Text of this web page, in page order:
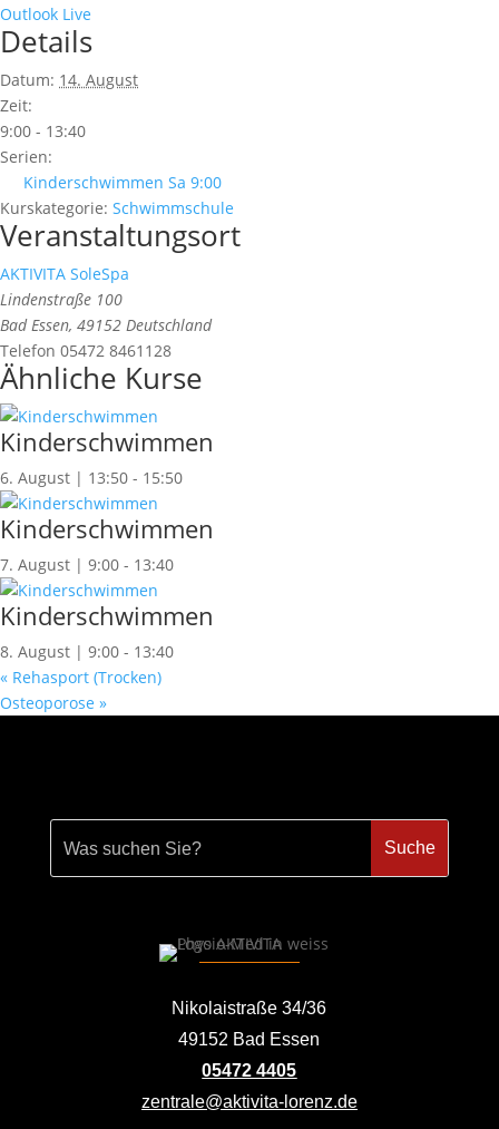
Outlook Live
Details
Datum: 14. August
Zeit:
9:00 - 13:40
Serien:
Kinderschwimmen Sa 9:00
Kurskategorie: Schwimmschule
Veranstaltungsort
AKTIVITA SoleSpa
Lindenstraße 100
Bad Essen, 49152 Deutschland
Telefon 05472 8461128
Ähnliche Kurse
Kinderschwimmen
6. August | 13:50 - 15:50
Kinderschwimmen
7. August | 9:00 - 13:40
Kinderschwimmen
8. August | 9:00 - 13:40
« Rehasport (Trocken)
Osteoporose »
Nikolaistraße 34/36
49152 Bad Essen
05472 4405
zentrale@aktivita-lorenz.de